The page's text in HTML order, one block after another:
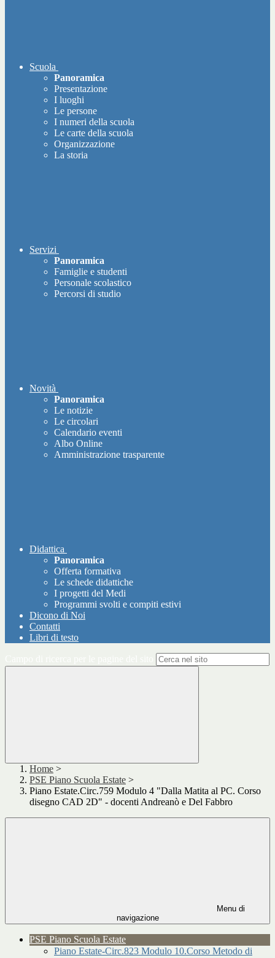
Scuola
Panoramica
Presentazione
I luoghi
Le persone
I numeri della scuola
Le carte della scuola
Organizzazione
La storia
Servizi
Panoramica
Famiglie e studenti
Personale scolastico
Percorsi di studio
Novità
Panoramica
Le notizie
Le circolari
Calendario eventi
Albo Online
Amministrazione trasparente
Didattica
Panoramica
Offerta formativa
Le schede didattiche
I progetti del Medi
Programmi svolti e compiti estivi
Dicono di Noi
Contatti
Libri di testo
Home >
PSE Piano Scuola Estate >
Piano Estate.Circ.759 Modulo 4 "Dalla Matita al PC. Corso
disegno CAD 2D" - docenti Andreanò e Del Fabbro
Menu di
navigazione
PSE Piano Scuola Estate
Piano Estate-Circ.823 Modulo 10.Corso Metodo di